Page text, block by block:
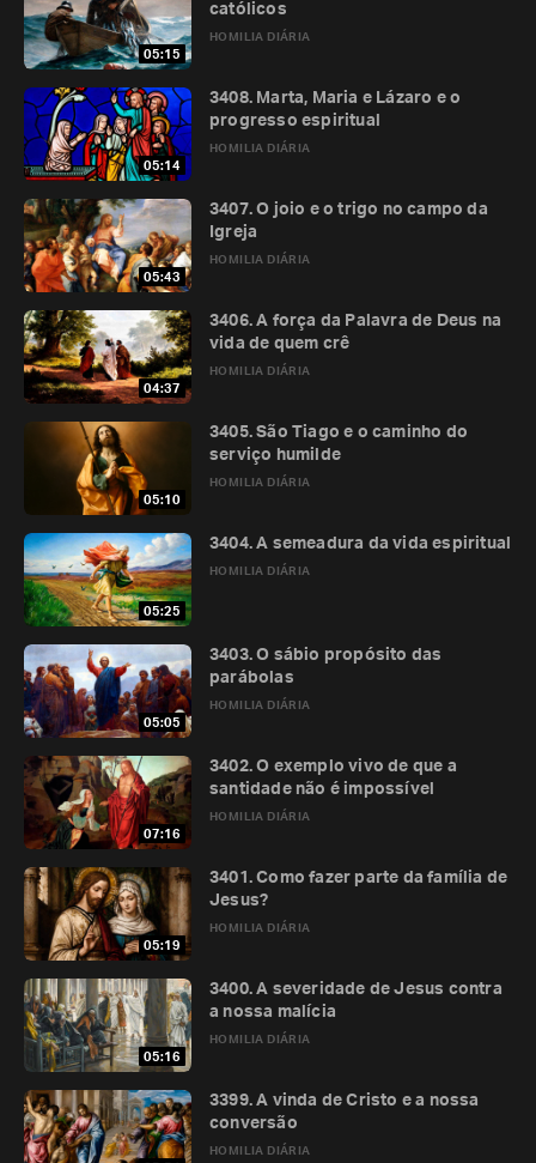
05:15
HOMILIA DIÁRIA
católicos
05:14
HOMILIA DIÁRIA
3408. Marta, Maria e Lázaro e o
progresso espiritual
05:43
HOMILIA DIÁRIA
3407. O joio e o trigo no campo da
Igreja
04:37
HOMILIA DIÁRIA
3406. A força da Palavra de Deus na
vida de quem crê
05:10
HOMILIA DIÁRIA
3405. São Tiago e o caminho do
serviço humilde
05:25
HOMILIA DIÁRIA
3404. A semeadura da vida espiritual
05:05
HOMILIA DIÁRIA
3403. O sábio propósito das
parábolas
07:16
HOMILIA DIÁRIA
3402. O exemplo vivo de que a
santidade não é impossível
05:19
HOMILIA DIÁRIA
3401. Como fazer parte da família de
Jesus?
05:16
HOMILIA DIÁRIA
3400. A severidade de Jesus contra
a nossa malícia
HOMILIA DIÁRIA
3399. A vinda de Cristo e a nossa
conversão